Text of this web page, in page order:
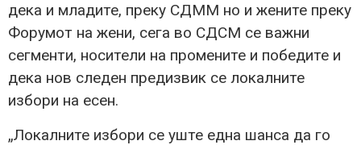
дека и младите, преку СДММ но и жените преку
Форумот на жени, сега во СДСМ се важни
сегменти, носители на промените и победите и
дека нов следен предизвик се локалните
избори на есен.
„Локалните избори се уште една шанса да го